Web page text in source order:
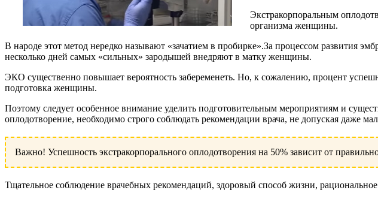
Экстракорпоральным
организма женщины.
В народе этот метод нередко называют «зачатием в пробирке».За процессом развития
несколько дней самых «сильных» зародышей внедряют в матку женщины.
ЭКО существенно повышает вероятность забеременеть. Но, к сожалению, процент
подготовка женщины.
Поэтому следует особенное внимание уделить подготовительным мероприятиям и
оплодотворение, необходимо строго соблюдать рекомендации врача, не допуская даже
Важно! Успешность экстракорпорального оплодотворения на 50% зависит от
Тщательное соблюдение врачебных рекомендаций, здоровый способ жизни,